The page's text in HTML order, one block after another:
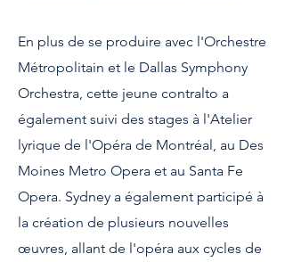
En plus de se produire avec l'Orchestre
Métropolitain et le Dallas Symphony
Orchestra, cette jeune contralto a
également suivi des stages à l'Atelier
lyrique de l'Opéra de Montréal, au Des
Moines Metro Opera et au Santa Fe
Opera. Sydney a également participé à
la création de plusieurs nouvelles
œuvres, allant de l'opéra aux cycles de